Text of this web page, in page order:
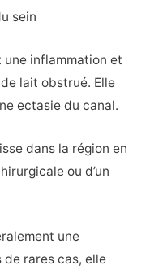
sein
une inflammation et
lait obstrué. Elle
ectasie du canal.
dans la région en
ou d’un
une
de rares cas, elle